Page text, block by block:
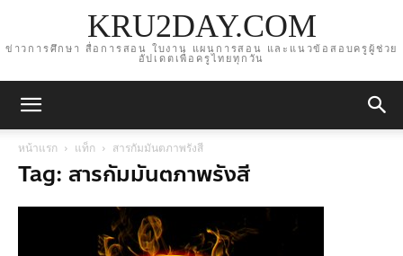
KRU2DAY.COM
ข่าวการศึกษา สื่อการสอน ใบงาน แผนการสอน และแนวข้อสอบครูผู้ช่วย
อัปเดตเพื่อครูไทยทุกวัน
หน้าแรก แท็ก สารกัมมันตภาพรังสี
Tag: สารกัมมันตภาพรังสี